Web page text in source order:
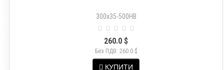
300x35-500HB
260.0 $
Без ПДВ: 260.0 $
КУПИТИ